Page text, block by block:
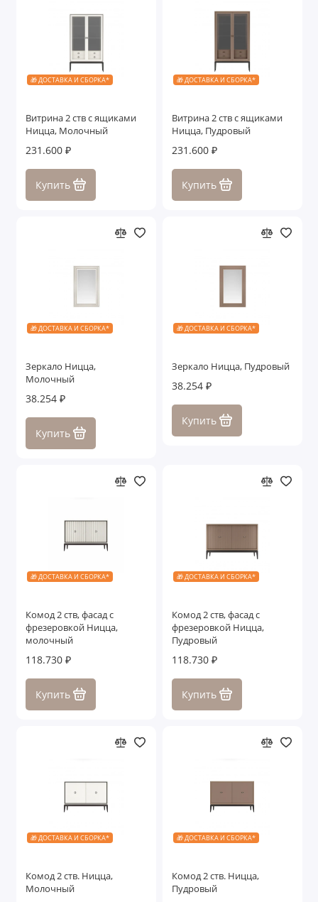
🎁 ДОСТАВКА И СБОРКА*
Витрина 2 ств с ящиками
Ницца, Молочный
231.600 ₽
Купить
🎁 ДОСТАВКА И СБОРКА*
Витрина 2 ств с ящиками
Ницца, Пудровый
231.600 ₽
Купить
🎁 ДОСТАВКА И СБОРКА*
Зеркало Ницца,
Молочный
38.254 ₽
Купить
🎁 ДОСТАВКА И СБОРКА*
Зеркало Ницца, Пудровый
38.254 ₽
Купить
🎁 ДОСТАВКА И СБОРКА*
Комод 2 ств, фасад с
фрезеровкой Ницца,
молочный
118.730 ₽
Купить
🎁 ДОСТАВКА И СБОРКА*
Комод 2 ств, фасад с
фрезеровкой Ницца,
Пудровый
118.730 ₽
Купить
🎁 ДОСТАВКА И СБОРКА*
Комод 2 ств. Ницца,
Молочный
🎁 ДОСТАВКА И СБОРКА*
Комод 2 ств. Ницца,
Пудровый